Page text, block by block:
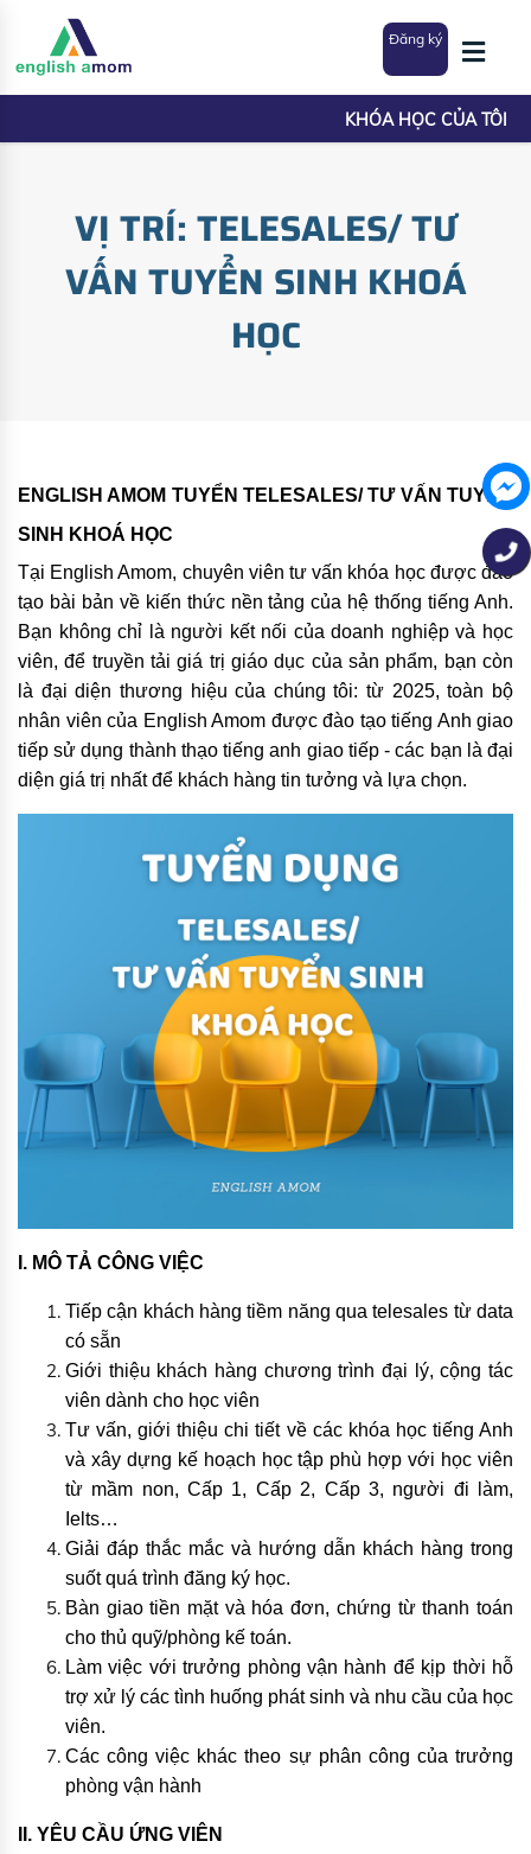
Đăng ký
KHÓA HỌC CỦA TÔI
VỊ TRÍ: TELESALES/ TƯ
VẤN TUYỂN SINH KHOÁ
HỌC
ENGLISH AMOM TUYỂN TELESALES/ TƯ VẤN TUYỂN
SINH KHOÁ HỌC
Tại English Amom, chuyên viên tư vấn khóa học được đào
tạo bài bản về kiến thức nền tảng của hệ thống tiếng Anh.
Bạn không chỉ là người kết nối của doanh nghiệp và học
viên, để truyền tải giá trị giáo dục của sản phẩm, bạn còn
là đại diện thương hiệu của chúng tôi: từ 2025, toàn bộ
nhân viên của English Amom được đào tạo tiếng Anh giao
tiếp sử dụng thành thạo tiếng anh giao tiếp - các bạn là đại
diện giá trị nhất để khách hàng tin tưởng và lựa chọn.
I. MÔ TẢ CÔNG VIỆC
Tiếp cận khách hàng tiềm năng qua telesales từ data
có sẵn
Giới thiệu khách hàng chương trình đại lý, cộng tác
viên dành cho học viên
Tư vấn, giới thiệu chi tiết về các khóa học tiếng Anh
và xây dựng kế hoạch học tập phù hợp với học viên
từ mầm non, Cấp 1, Cấp 2, Cấp 3, người đi làm,
Ielts…
Giải đáp thắc mắc và hướng dẫn khách hàng trong
suốt quá trình đăng ký học.
Bàn giao tiền mặt và hóa đơn, chứng từ thanh toán
cho thủ quỹ/phòng kế toán.
Làm việc với trưởng phòng vận hành để kịp thời hỗ
trợ xử lý các tình huống phát sinh và nhu cầu của học
viên.
Các công việc khác theo sự phân công của trưởng
phòng vận hành
II. YÊU CẦU ỨNG VIÊN